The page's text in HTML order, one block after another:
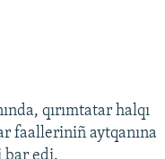
qırımtatar halqı
faalleriniñ aytqanına